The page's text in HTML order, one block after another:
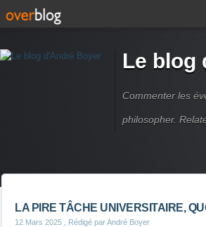
Le blog
Commenter les
philosopher.
LA PIRE TÂCHE UNIVERSITAIRE,
12 Mars 2025 , Rédigé par André Boyer